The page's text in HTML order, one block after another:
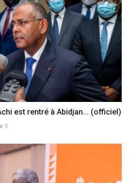
est rentré à Abidjan... (officiel)
0